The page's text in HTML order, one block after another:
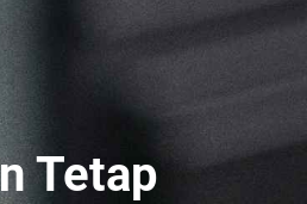
Tetap